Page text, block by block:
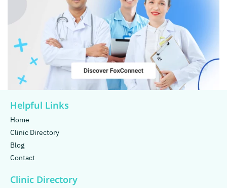
Helpful Links
Home
Clinic Directory
Blog
Contact
Clinic Directory